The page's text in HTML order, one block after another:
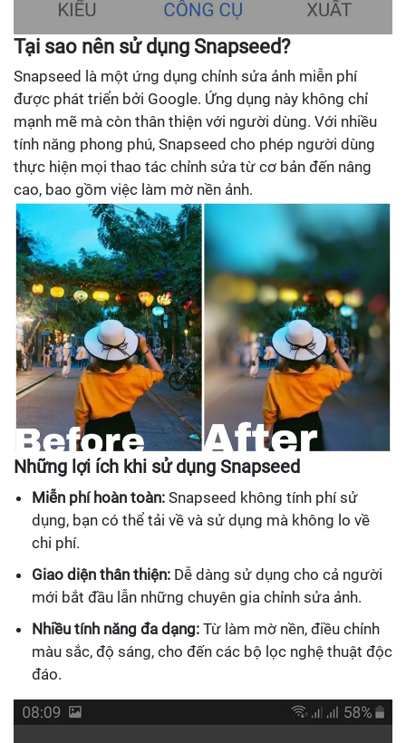
Tại sao nên sử dụng Snapseed?
Snapseed là một ứng dụng chỉnh sửa ảnh miễn phí
được phát triển bởi Google. Ứng dụng này không chỉ
mạnh mẽ mà còn thân thiện với người dùng. Với nhiều
tính năng phong phú, Snapseed cho phép người dùng
thực hiện mọi thao tác chỉnh sửa từ cơ bản đến nâng
cao, bao gồm việc làm mờ nền ảnh.
Những lợi ích khi sử dụng Snapseed
Miễn phí hoàn toàn: Snapseed không tính phí sử
dụng, bạn có thể tải về và sử dụng mà không lo về
chi phí.
Giao diện thân thiện: Dễ dàng sử dụng cho cả người
mới bắt đầu lẫn những chuyên gia chỉnh sửa ảnh.
Nhiều tính năng đa dạng: Từ làm mờ nền, điều chỉnh
màu sắc, độ sáng, cho đến các bộ lọc nghệ thuật độc
đáo.